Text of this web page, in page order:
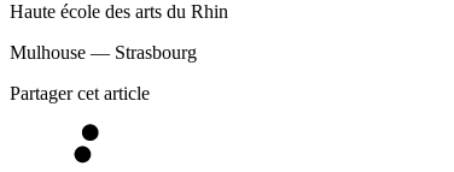
Haute école des arts du Rhin
Mulhouse — Strasbourg
Partager cet article